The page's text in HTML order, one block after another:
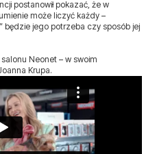
postanowił pokazać, że w
może liczyć każdy –
będzie jego potrzeba czy sposób jej
Neonet – w swoim
Krupa.